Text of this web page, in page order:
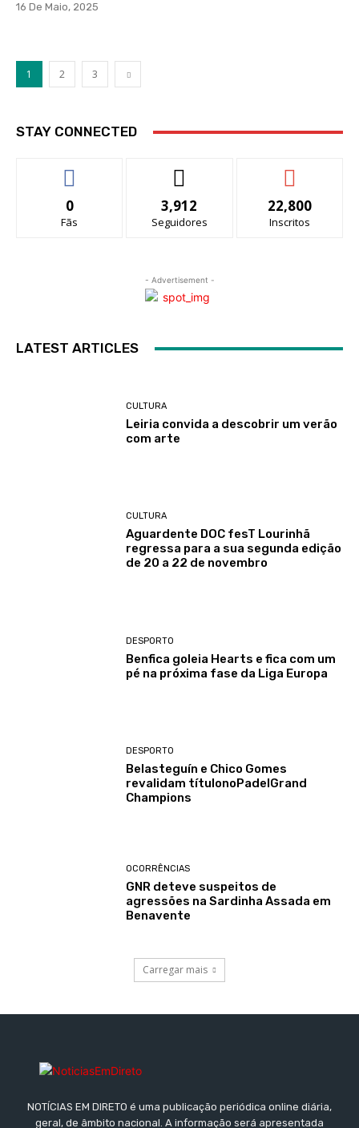
16 De Maio, 2025
1 2 3
STAY CONNECTED
0
Fãs
3,912
Seguidores
22,800
Inscritos
- Advertisement -
LATEST ARTICLES
CULTURA
Leiria convida a descobrir um verão
com arte
CULTURA
Aguardente DOC fesT Lourinhã
regressa para a sua segunda edição
de 20 a 22 de novembro
DESPORTO
Benfica goleia Hearts e fica com um
pé na próxima fase da Liga Europa
DESPORTO
Belasteguín e Chico Gomes
revalidam títulonoPadelGrand
Champions
OCORRÊNCIAS
GNR deteve suspeitos de
agressões na Sardinha Assada em
Benavente
Carregar mais
NOTÍCIAS EM DIRETO é uma publicação periódica online diária,
geral, de âmbito nacional. A informação será apresentada